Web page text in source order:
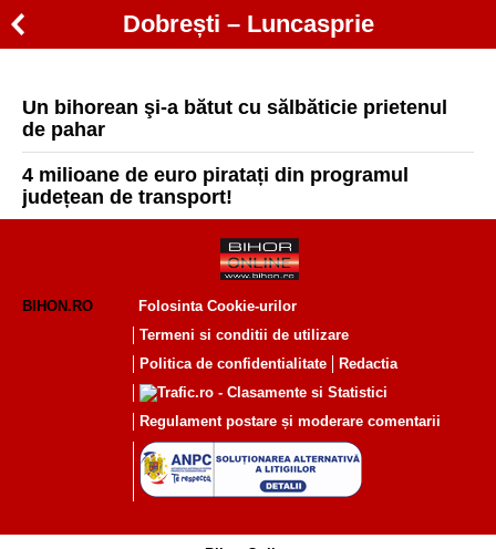
Dobrești – Luncasprie
Un bihorean şi-a bătut cu sălbăticie prietenul
de pahar
4 milioane de euro piratați din programul
județean de transport!
BIHON.RO
Folosinta Cookie-urilor
Termeni si conditii de utilizare
Politica de confidentialitate
Redactia
Regulament postare și moderare comentarii